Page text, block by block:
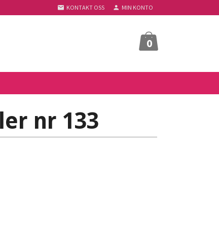
KONTAKT OSS MIN KONTO
0
nr 133